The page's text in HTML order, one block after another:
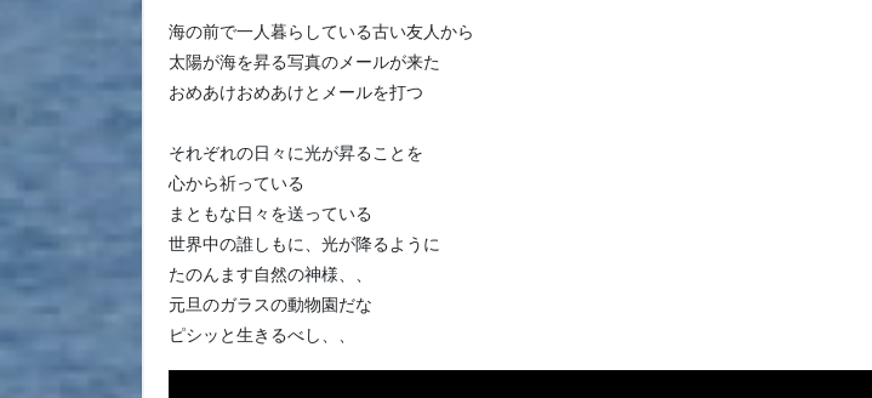
海の前で一人暮らしている古い友人から
太陽が海を昇る写真のメールが来た
おめあけおめあけとメールを打つ
それぞれの日々に光が昇ることを
心から祈っている
まともな日々を送っている
世界中の誰しもに、光が降るように
たのんます自然の神様、、
元旦のガラスの動物園だな
ピシッと生きるべし、、